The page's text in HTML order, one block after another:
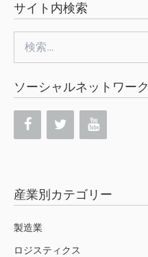
サイト内検索
索:
ソーシャルネットワーク
産業別カテゴリー
製造業
ロジスティクス